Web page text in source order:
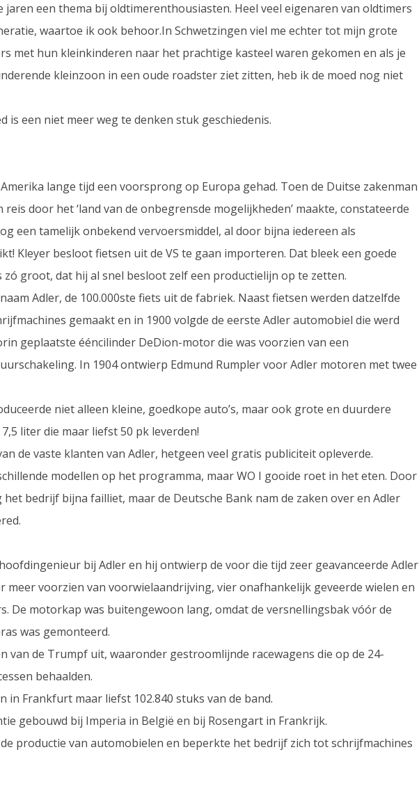
jaren een thema bij oldtimerenthousiasten. Heel veel eigenaren van oldtimers
waartoe ik ook behoor.In Schwetzingen viel me echter tot mijn grote
met hun kleinkinderen naar het prachtige kasteel waren gekomen en als je
kleinzoon in een oude roadster ziet zitten, heb ik de moed nog niet
is een niet meer weg te denken stuk geschiedenis.
lange tijd een voorsprong op Europa gehad. Toen de Duitse zakenman
reis door het ‘land van de onbegrensde mogelijkheden’ maakte, constateerde
een tamelijk onbekend vervoersmiddel, al door bijna iedereen als
Kleyer besloot fietsen uit de VS te gaan importeren. Dat bleek een goede
zó groot, dat hij al snel besloot zelf een productielijn op te zetten.
Adler, de 100.000ste fiets uit de fabriek. Naast fietsen werden datzelfde
gemaakt en in 1900 volgde de eerste Adler automobiel die werd
geplaatste ééncilinder DeDion-motor die was voorzien van een
In 1904 ontwierp Edmund Rumpler voor Adler motoren met twee
niet alleen kleine, goedkope auto’s, maar ook grote en duurdere
liter die maar liefst 50 pk leverden!
de vaste klanten van Adler, hetgeen veel gratis publiciteit opleverde.
modellen op het programma, maar WO I gooide roet in het eten. Door
bedrijf bijna failliet, maar de Deutsche Bank nam de zaken over en Adler
bij Adler en hij ontwierp de voor die tijd zeer geavanceerde Adler
meer voorzien van voorwielaandrijving, vier onafhankelijk geveerde wielen en
De motorkap was buitengewoon lang, omdat de versnellingsbak vóór de
was gemonteerd.
van de Trumpf uit, waaronder gestroomlijnde racewagens die op de 24-
behaalden.
in Frankfurt maar liefst 102.840 stuks van de band.
gebouwd bij Imperia in België en bij Rosengart in Frankrijk.
productie van automobielen en beperkte het bedrijf zich tot schrijfmachines